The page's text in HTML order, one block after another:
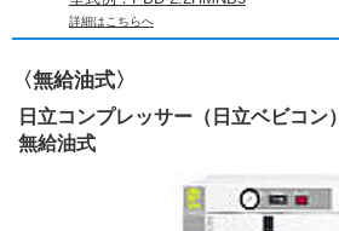
詳細はこちらへ
〈無給油式〉
日立コンプレッサー（日立ベビコン）
無給油式